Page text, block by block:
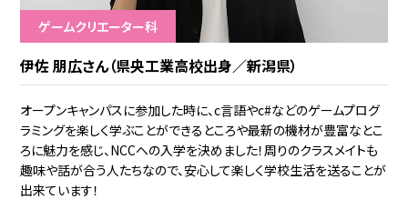
ゲームクリエーター科
伊佐 朋広さん（県央工業高校出身／新潟県）
オープンキャンパスに参加した時に、c言語やc#などのゲームプログ
ラミングを楽しく学ぶことができるところや最新の機材が豊富なとこ
ろに魅力を感じ、NCCへの入学を決めました！周りのクラスメイトも
趣味や話が合う人たちなので、安心して楽しく学校生活を送ることが
出来ています！